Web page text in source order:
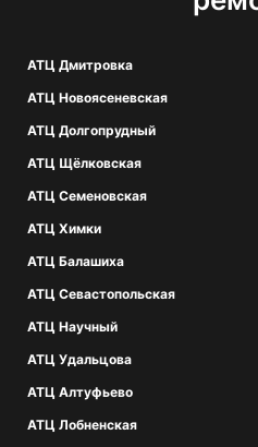
АТЦ Дмитровка
АТЦ Новоясеневская
АТЦ Долгопрудный
АТЦ Щёлковская
АТЦ Семеновская
АТЦ Химки
АТЦ Балашиха
АТЦ Севастопольская
АТЦ Научный
АТЦ Удальцова
АТЦ Алтуфьево
АТЦ Лобненская